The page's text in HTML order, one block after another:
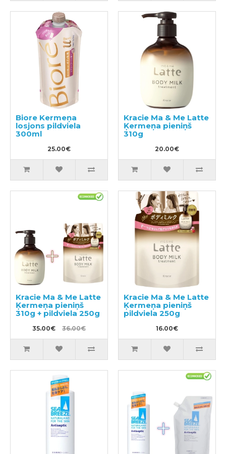
Biore Kermeņa
losjons pildviela
300ml
25.00€
Kracie Ma & Me Latte
Ķermeņa pieniņš
310g
20.00€
Kracie Ma & Me Latte
Ķermeņa pieniņš
310g + pildviela 250g
35.00€ 36.00€
Kracie Ma & Me Latte
Ķermeņa pieniņš
pildviela 250g
16.00€